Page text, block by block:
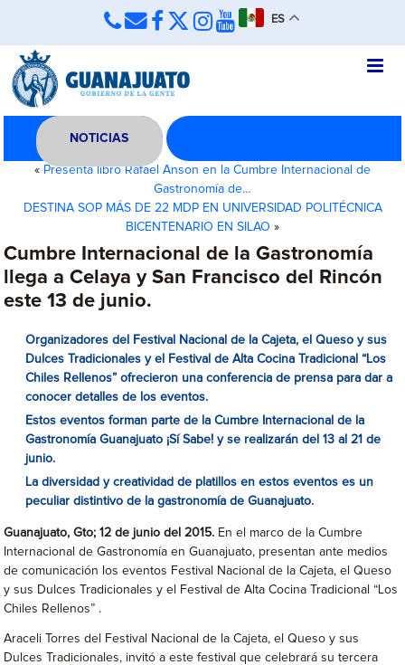
ES
NOTICIAS
« Presenta libro Rafael Anson en la Cumbre Internacional de
Gastronomía de…
DESTINA SOP MÁS DE 22 MDP EN UNIVERSIDAD POLITÉCNICA
BICENTENARIO EN SILAO »
Cumbre Internacional de la Gastronomía
llega a Celaya y San Francisco del Rincón
este 13 de junio.
Organizadores del Festival Nacional de la Cajeta, el Queso y sus
Dulces Tradicionales y el Festival de Alta Cocina Tradicional “Los
Chiles Rellenos” ofrecieron una conferencia de prensa para dar a
conocer detalles de los eventos.
Estos eventos forman parte de la Cumbre Internacional de la
Gastronomía Guanajuato ¡Sí Sabe! y se realizarán del 13 al 21 de
junio.
La diversidad y creatividad de platillos en estos eventos es un
peculiar distintivo de la gastronomía de Guanajuato.
Guanajuato, Gto; 12 de junio del 2015. En el marco de la Cumbre
Internacional de Gastronomía en Guanajuato, presentan ante medios
de comunicación los eventos Festival Nacional de la Cajeta, el Queso
y sus Dulces Tradicionales y el Festival de Alta Cocina Tradicional “Los
Chiles Rellenos” .
Araceli Torres del Festival Nacional de la Cajeta, el Queso y sus
Dulces Tradicionales, invitó a este festival que celebrará su tercera